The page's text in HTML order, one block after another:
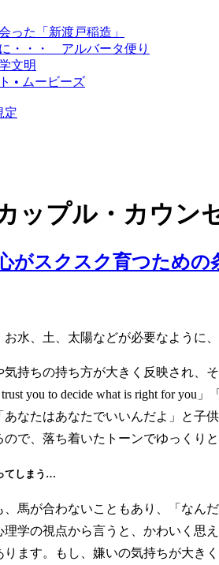
った「新渡戸稲造」
・・・ アルバータ便り
文明
• ムービーズ
定
ップル・カウン
スクスク育つための
水、土、太陽などが必要なように
持ちの持ち方が大きく反映され、
you to decide what is right for you
なたはあなたでいいんだよ」と子
で、落ち着いたトーンでゆっくり
てしまう…
馬が合わないこともあり、「なん
学の視点から言うと、かわいく思
ます。もし、嫌いの気持ちが大き